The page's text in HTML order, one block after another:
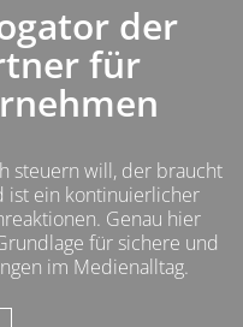
der
für
steuern will, der braucht
ist ein kontinuierlicher
Genau hier
für sichere und
im Medienalltag.